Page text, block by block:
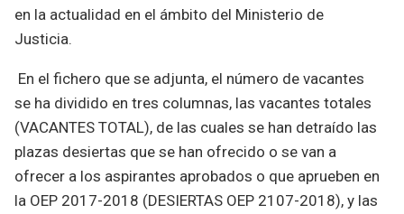
en la actualidad en el ámbito del Ministerio de
Justicia.
En el fichero que se adjunta, el número de vacantes
se ha dividido en tres columnas, las vacantes totales
(VACANTES TOTAL), de las cuales se han detraído las
plazas desiertas que se han ofrecido o se van a
ofrecer a los aspirantes aprobados o que aprueben en
la OEP 2017-2018 (DESIERTAS OEP 2107-2018), y las